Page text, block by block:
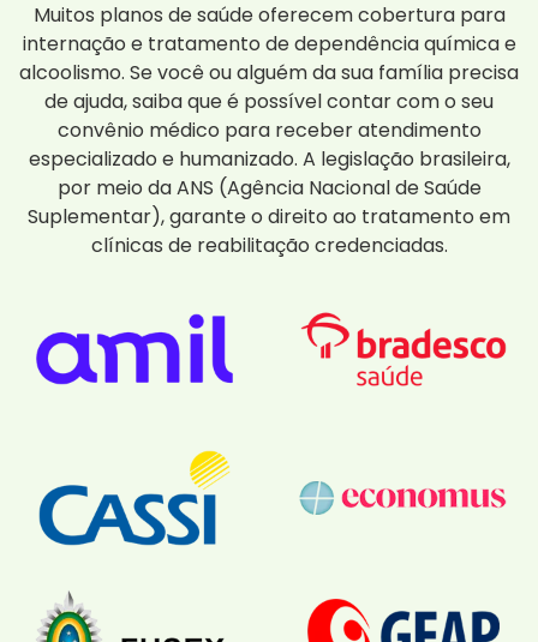
Muitos planos de saúde oferecem cobertura para
internação e tratamento de dependência química e
alcoolismo. Se você ou alguém da sua família precisa
de ajuda, saiba que é possível contar com o seu
convênio médico para receber atendimento
especializado e humanizado. A legislação brasileira,
por meio da ANS (Agência Nacional de Saúde
Suplementar), garante o direito ao tratamento em
clínicas de reabilitação credenciadas.